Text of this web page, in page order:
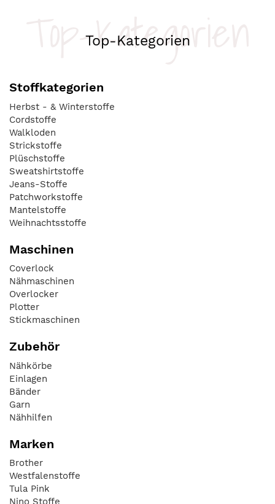
Top-Kategorien
Top-Kategorien
Stoffkategorien
Herbst - & Winterstoffe
Cordstoffe
Walkloden
Strickstoffe
Plüschstoffe
Sweatshirtstoffe
Jeans-Stoffe
Patchworkstoffe
Mantelstoffe
Weihnachtsstoffe
Maschinen
Coverlock
Nähmaschinen
Overlocker
Plotter
Stickmaschinen
Zubehör
Nähkörbe
Einlagen
Bänder
Garn
Nähhilfen
Marken
Brother
Westfalenstoffe
Tula Pink
Nino Stoffe